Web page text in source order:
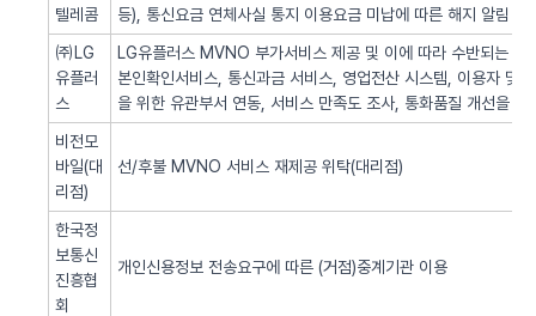
텔레콤
등), 통신요금 연체사실 통지 이용요금 미납에 따른 해지 알림 업
㈜LG
유플러
스
LG유플러스 MVNO 부가서비스 제공 및 이에 따라 수반되는
본인확인서비스, 통신과금 서비스, 영업전산 시스템, 이용자 및
을 위한 유관부서 연동, 서비스 만족도 조사, 통화품질 개선을 위
비전모
바일(대
리점)
선/후불 MVNO 서비스 재제공 위탁(대리점)
한국정
보통신
진흥협
회
개인신용정보 전송요구에 따른 (거점)중계기관 이용